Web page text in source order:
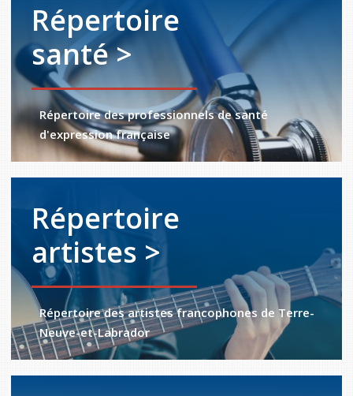
Répertoire
santé >
Répertoire des professionnels de santé
d'expression française
Répertoire
artistes >
Répertoire des artistes francophones de Terre-
Neuve-et-Labrador